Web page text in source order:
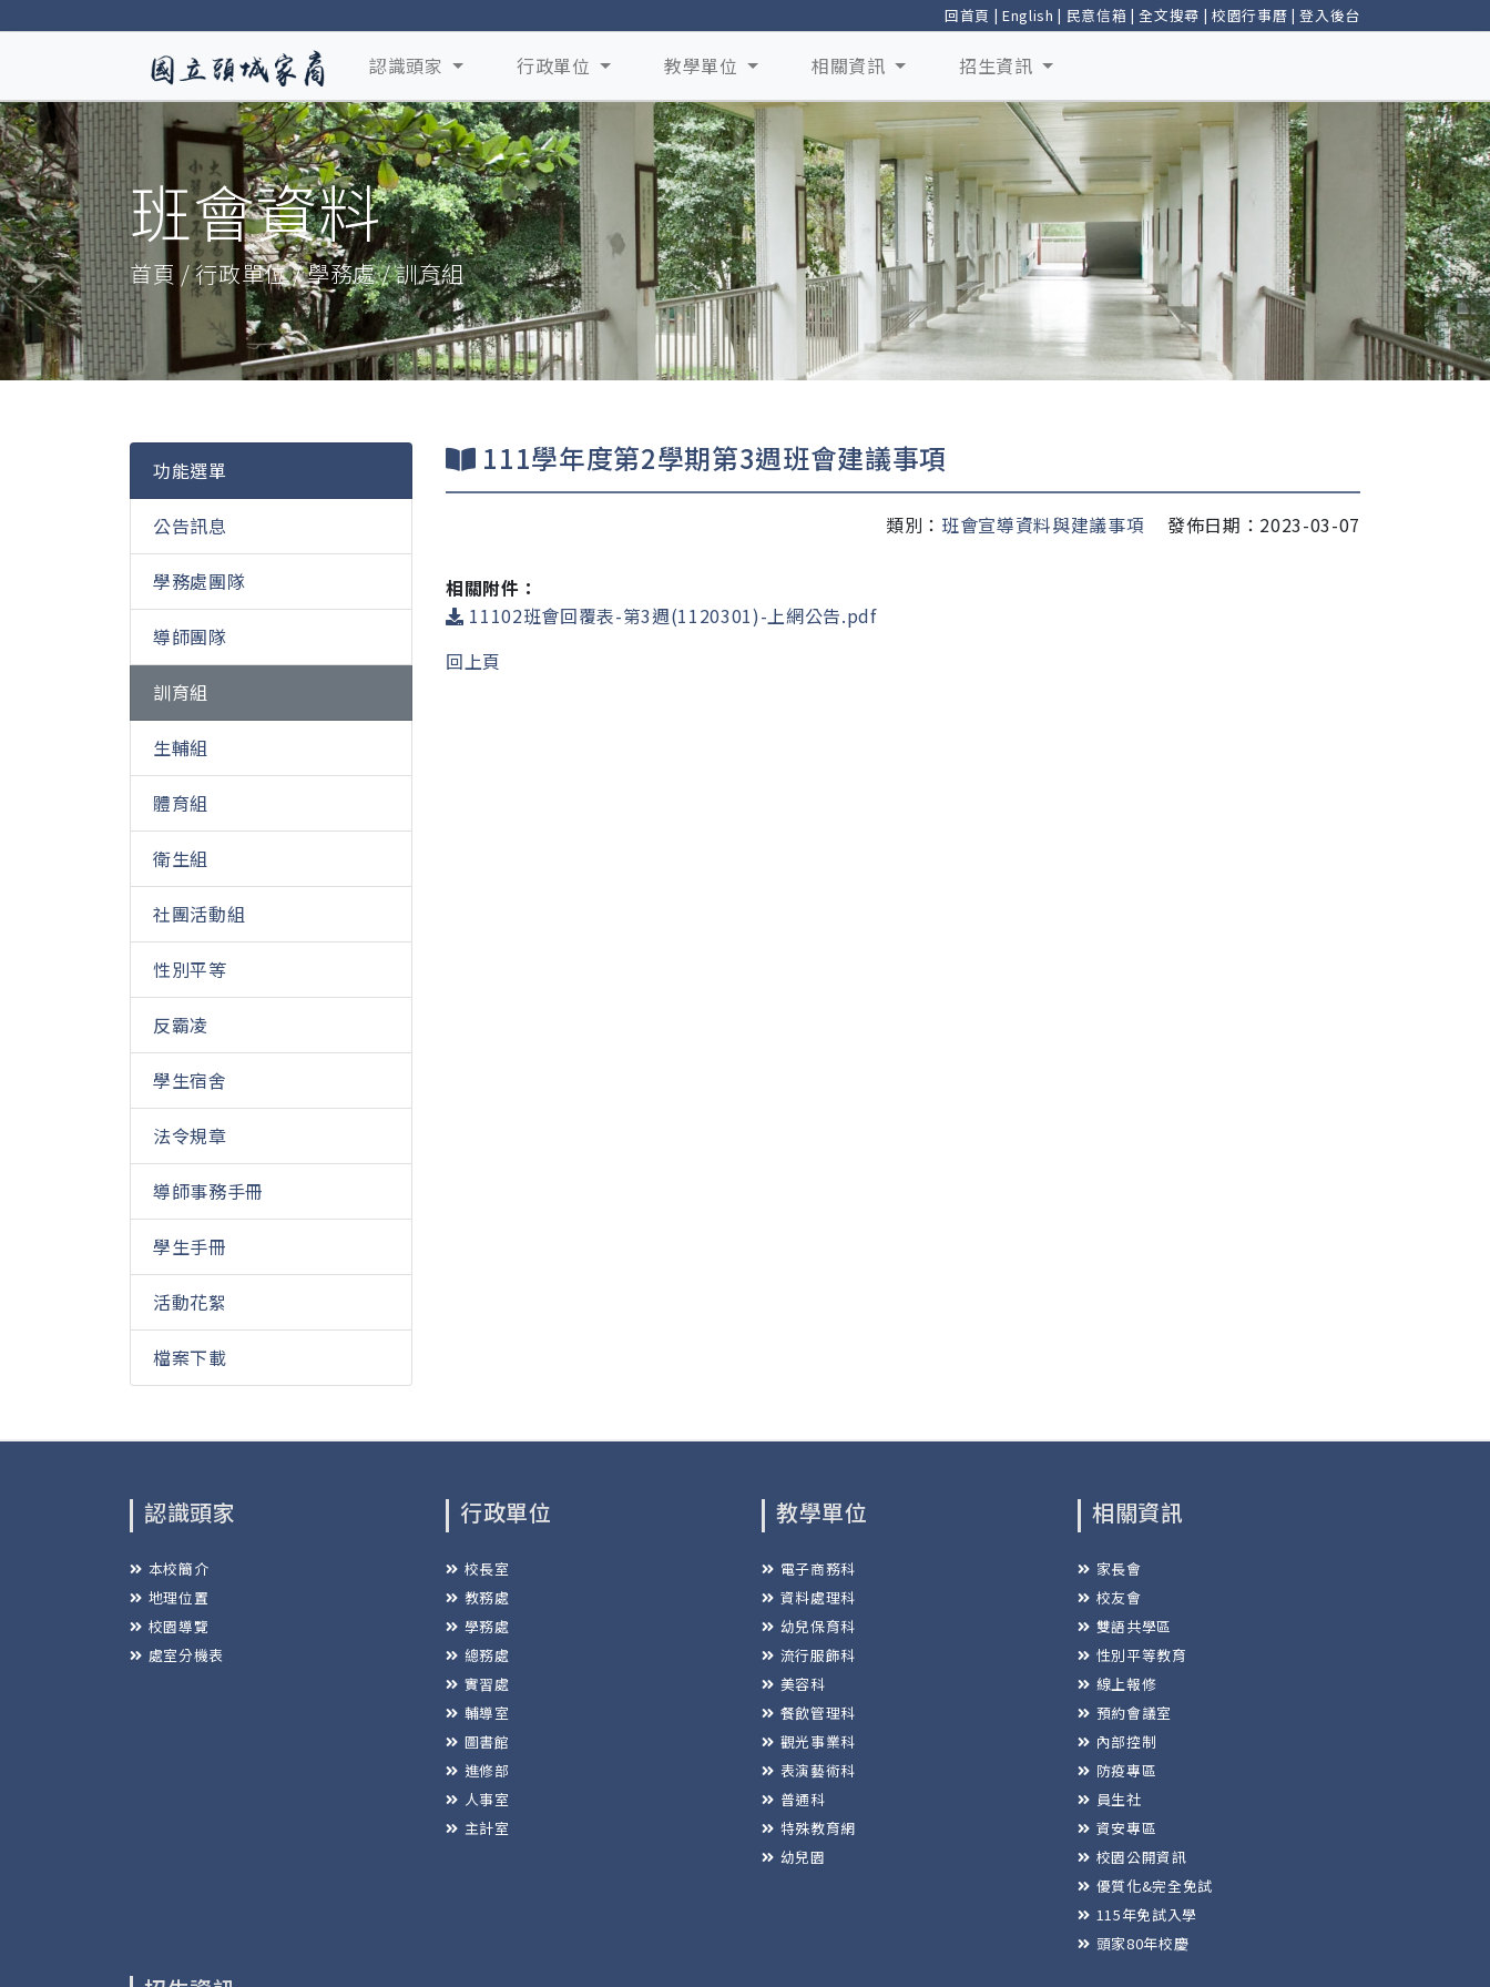
回首頁 | English | 民意信箱 |全文搜尋 | 校園行事曆 |登入後台
認識頭家 行政單位 教學單位 相關資訊 招生資訊
班會資料
首頁 / 行政單位 / 學務處 / 訓育組
功能選單
公告訊息
學務處團隊
導師團隊
訓育組
生輔組
體育組
衛生組
社團活動組
性別平等
反霸凌
學生宿舍
法令規章
導師事務手冊
學生手冊
活動花絮
檔案下載
111學年度第2學期第3週班會建議事項
類別： 班會宣導資料與建議事項 發佈日期：2023-03-07
相關附件：
11102班會回覆表-第3週(1120301)-上網公告.pdf
回上頁
認識頭家
本校簡介
地理位置
校園導覽
處室分機表
行政單位
校長室
教務處
學務處
總務處
實習處
輔導室
圖書館
進修部
人事室
主計室
教學單位
電子商務科
資料處理科
幼兒保育科
流行服飾科
美容科
餐飲管理科
觀光事業科
表演藝術科
普通科
特殊教育網
幼兒園
相關資訊
家長會
校友會
雙語共學區
性別平等教育
線上報修
預約會議室
內部控制
防疫專區
員生社
資安專區
校園公開資訊
優質化&完全免試
115年免試入學
頭家80年校慶